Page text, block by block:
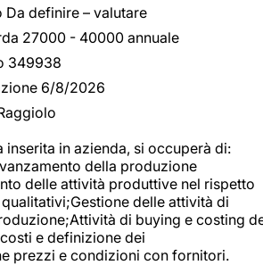
Da definire – valutare
27000 - 40000 annuale
349938
6/8/2026
inserita in azienda, si occuperà di:
della produzione
delle attività produttive nel rispetto
delle attività di
di buying e costing
e definizione dei
prezzi e condizioni con fornitori.